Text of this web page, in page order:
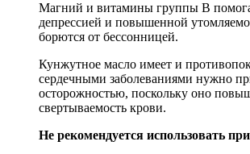
Магний и витамины группы В
депрессией и повышенной
борются от бессонницей.
Кунжутное масло имеет и
сердечными заболеваниями нужно
осторожностью, поскольку оно
свертываемость крови.
Не рекомендуется использовать